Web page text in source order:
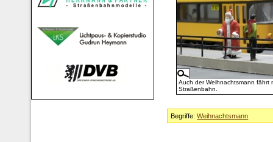
Auch der Weihnachtsmann fährt
Straßenbahn.
Begriffe:Weihnachtsmann